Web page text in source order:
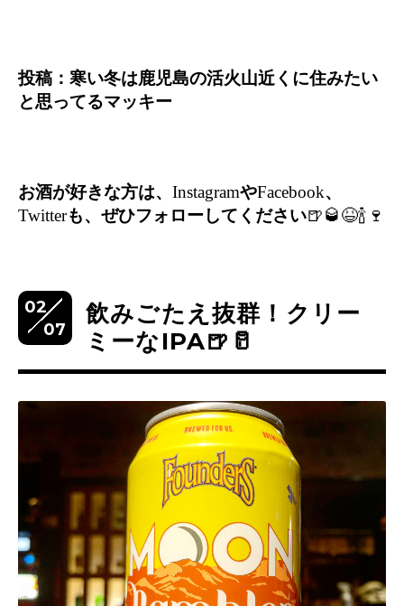
投稿：寒い冬は鹿児島の活火山近くに住みたい
と思ってるマッキー
お酒が好きな方は、 InstagramやFacebook、
Twitterも、ぜひフォローしてください🍺🥃😆🍾🍷
02
07
飲みごたえ抜群！クリー
ミーなIPA🍺🥛